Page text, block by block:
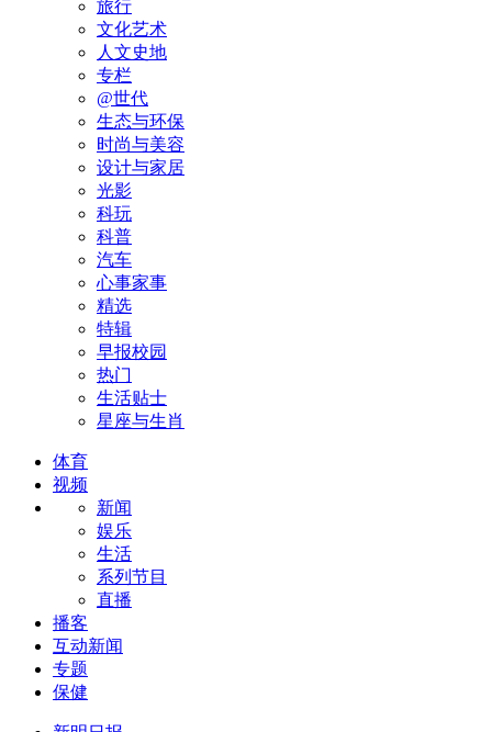
旅行
文化艺术
人文史地
专栏
@世代
生态与环保
时尚与美容
设计与家居
光影
科玩
科普
汽车
心事家事
精选
特辑
早报校园
热门
生活贴士
星座与生肖
体育
视频
新闻
娱乐
生活
系列节目
直播
播客
互动新闻
专题
保健